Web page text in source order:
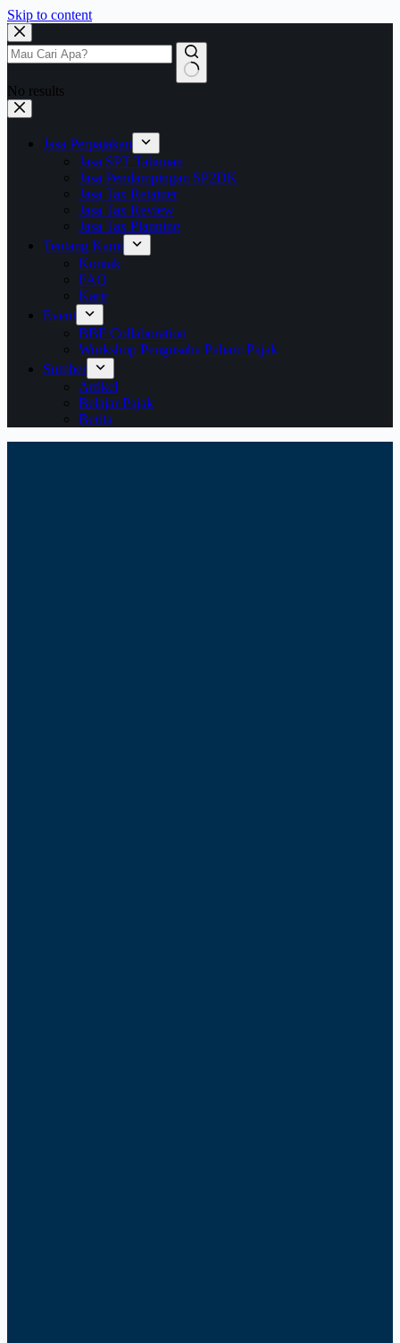
Skip to content
No results
Jasa Perpajakan
Jasa SPT Tahunan
Jasa Pendampingan SP2DK
Jasa Tax Retainer
Jasa Tax Review
Jasa Tax Planning
Tentang Kami
Kontak
FAQ
Karir
Event
BBF Collaboration
Workshop Pengusaha Paham Pajak
Sumber
Artikel
Belajar Pajak
Berita